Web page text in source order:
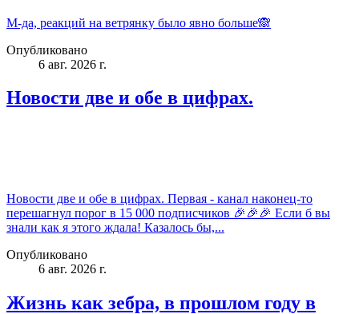
М-да, реакций на ветрянку было явно больше🙈
Опубликовано
6 авг. 2026 г.
Новости две и обе в цифрах.
Новости две и обе в цифрах. Первая - канал наконец-то
перешагнул порог в 15 000 подписчиков 🎉🎉🎉 Если б вы
знали как я этого ждала! Казалось бы,...
Опубликовано
6 авг. 2026 г.
Жизнь как зебра, в прошлом году в